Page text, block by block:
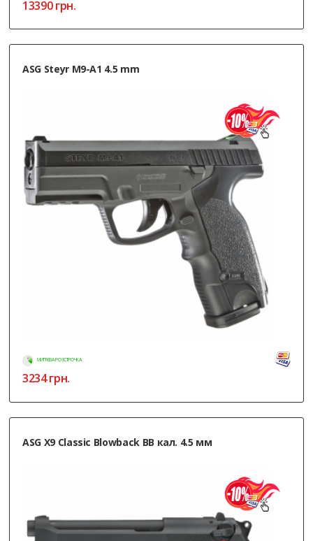
13390грн.
ASG Steyr M9-A1 4.5 mm
МИТТЄВА РОЗСТРОЧКА
3234грн.
ASG X9 Classic Blowback BB кал. 4.5 мм